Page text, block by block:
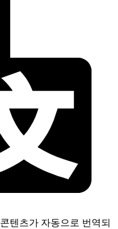
콘텐츠가 자동으로 번역되